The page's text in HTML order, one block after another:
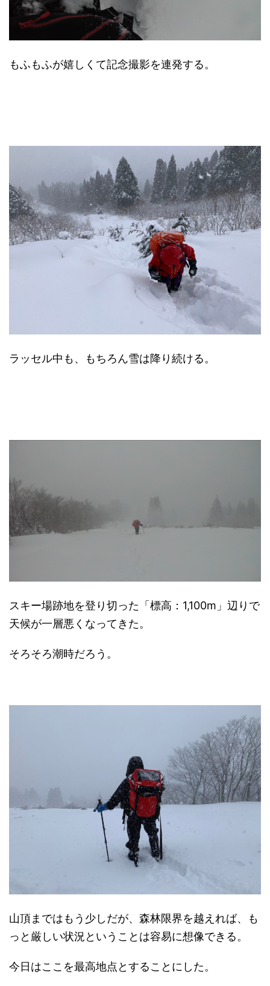
もふもふが嬉しくて記念撮影を連発する。
ラッセル中も、もちろん雪は降り続ける。
スキー場跡地を登り切った「標高：1,100m」辺りで
天候が一層悪くなってきた。
そろそろ潮時だろう。
山頂まではもう少しだが、森林限界を越えれば、も
っと厳しい状況ということは容易に想像できる。
今日はここを最高地点とすることにした。